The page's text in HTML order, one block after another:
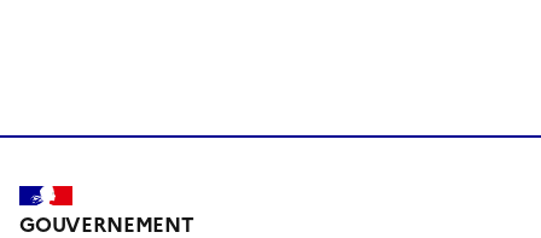
GOUVERNEMENT